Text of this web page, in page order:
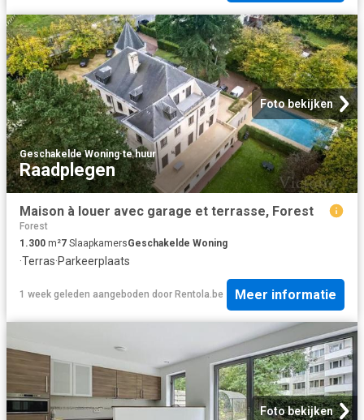
Foto bekijken
Geschakelde Woning·te huur
Raadplegen
Maison à louer avec garage et terrasse, Forest
Forest
1.300 m²7 SlaapkamersGeschakelde Woning
·Terras·Parkeerplaats
1 week geleden aangeboden door Rentola.be Meer informatie
Foto bekijken